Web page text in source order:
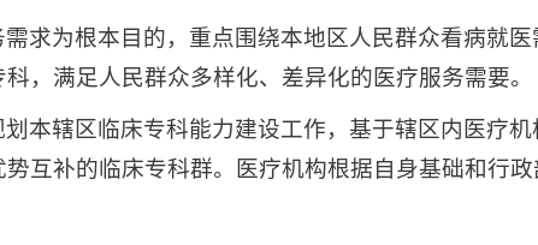
求为根本目的，重点围绕本地区人民群众看病就
，满足人民群众多样化、差异化的医疗服务需要。
本辖区临床专科能力建设工作，基于辖区内医疗
互补的临床专科群。医疗机构根据自身基础和行